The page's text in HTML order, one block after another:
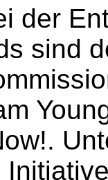
der
sind